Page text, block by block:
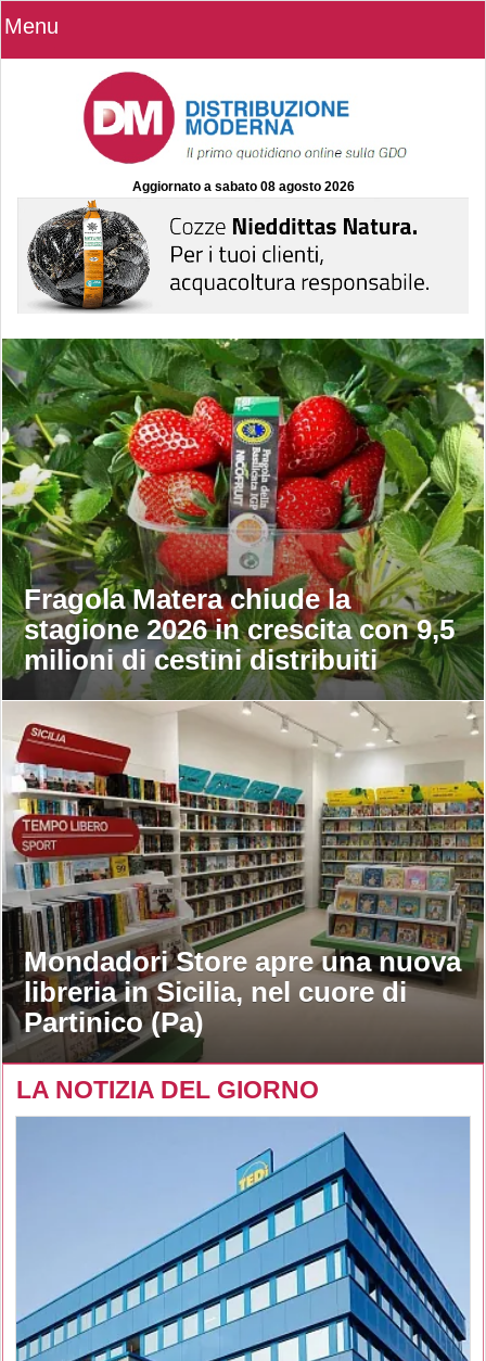
Menu
Aggiornato a sabato 08 agosto 2026
Fragola Matera chiude la
stagione 2026 in crescita con 9,5
milioni di cestini distribuiti
Mondadori Store apre una nuova
libreria in Sicilia, nel cuore di
Partinico (Pa)
LA NOTIZIA DEL GIORNO